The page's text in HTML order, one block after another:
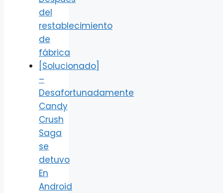
del
restablecimiento
de
fábrica
[Solucionado]
–
Desafortunadamente
Candy
Crush
Saga
se
detuvo
En
Android